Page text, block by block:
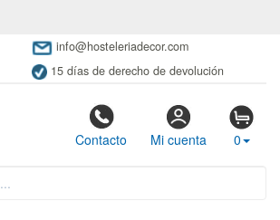
info@hosteleriadecor.com
15 días de derecho de devolución
Contacto Mi cuenta 0